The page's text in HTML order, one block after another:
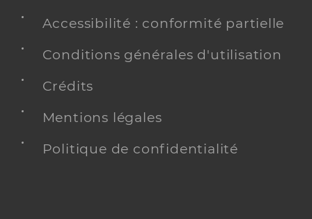
Accessibilité : conformité partielle
Conditions générales d'utilisation
Crédits
Mentions légales
Politique de confidentialité